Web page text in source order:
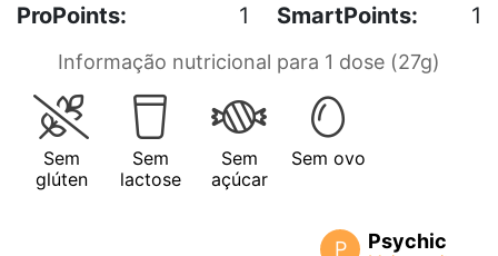
ProPoints:
1 SmartPoints: 1
Informação nutricional para 1 dose (27g)
Sem
glúten
Sem
lactose
Sem
açúcar
Sem ovo
P Psychic